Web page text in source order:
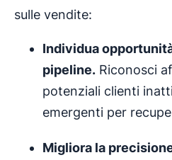
sulle vendite:
Individua
pipeline. Riconosci
potenziali clienti
emergenti per
Migliora la